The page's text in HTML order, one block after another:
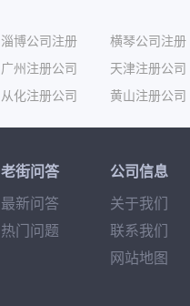
淄博公司注册
横琴公司注册
广州注册公司
天津注册公司
从化注册公司 黄山注册公司
老街问答
最新问答
热门问题
公司信息
关于我们
联系我们
网站地图